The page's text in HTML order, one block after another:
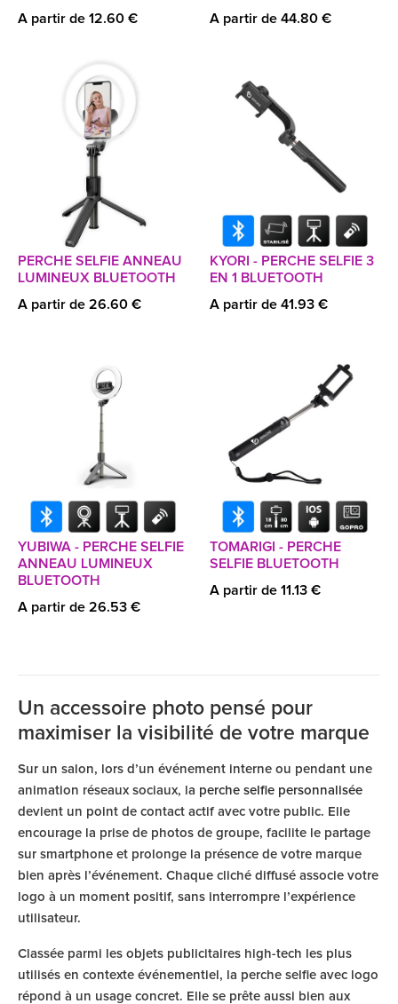
A partir de 12.60 €
A partir de 44.80 €
PERCHE SELFIE ANNEAU
LUMINEUX BLUETOOTH
A partir de 26.60 €
KYORI - PERCHE SELFIE 3
EN 1 BLUETOOTH
A partir de 41.93 €
YUBIWA - PERCHE SELFIE
ANNEAU LUMINEUX
BLUETOOTH
A partir de 26.53 €
TOMARIGI - PERCHE
SELFIE BLUETOOTH
A partir de 11.13 €
Un accessoire photo pensé pour
maximiser la visibilité de votre marque
Sur un salon, lors d’un événement interne ou pendant une
animation réseaux sociaux, la perche selfie personnalisée
devient un point de contact actif avec votre public. Elle
encourage la prise de photos de groupe, facilite le partage
sur smartphone et prolonge la présence de votre marque
bien après l’événement. Chaque cliché diffusé associe votre
logo à un moment positif, sans interrompre l’expérience
utilisateur.
Classée parmi les objets publicitaires high-tech les plus
utilisés en contexte événementiel, la perche selfie avec logo
répond à un usage concret. Elle se prête aussi bien aux